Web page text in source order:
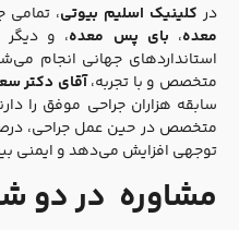
درکلینیک اسلیم بیوتی، تمامی
معده،بای پس معده، و دیگر
استانداردهای جهانی انجام
متخصص و با تجربه،آقای دکتر
سابقه هزاران جراحی موفق را
متخصص در حین عمل جراحی،
توجهی افزایش می‌دهد و ایمنی
مشاوره در دو